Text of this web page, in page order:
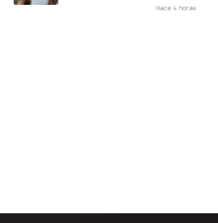
Hace 4 horas